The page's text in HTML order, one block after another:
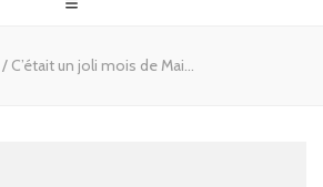
/ C’était un joli mois de Mai…